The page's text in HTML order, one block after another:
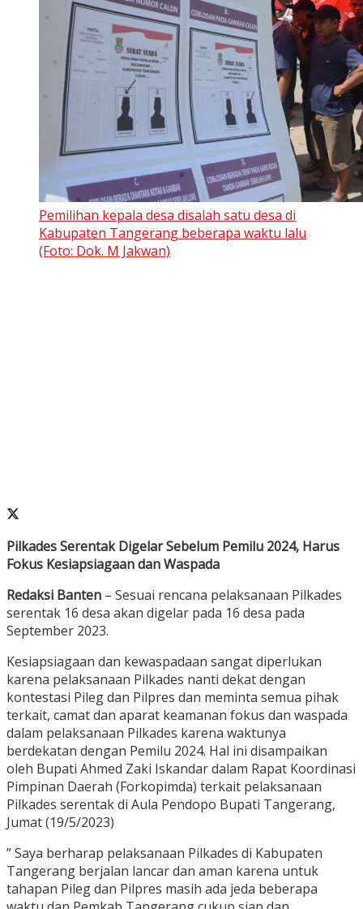
Pemilihan kepala desa disalah satu desa di
Kabupaten Tangerang beberapa waktu lalu
(Foto: Dok. M Jakwan)
Pilkades Serentak Digelar Sebelum Pemilu 2024, Harus
Fokus Kesiapsiagaan dan Waspada
Redaksi Banten – Sesuai rencana pelaksanaan Pilkades
serentak 16 desa akan digelar pada 16 desa pada
September 2023.
Kesiapsiagaan dan kewaspadaan sangat diperlukan
karena pelaksanaan Pilkades nanti dekat dengan
kontestasi Pileg dan Pilpres dan meminta semua pihak
terkait, camat dan aparat keamanan fokus dan waspada
dalam pelaksanaan Pilkades karena waktunya
berdekatan dengan Pemilu 2024. Hal ini disampaikan
oleh Bupati Ahmed Zaki Iskandar dalam Rapat Koordinasi
Pimpinan Daerah (Forkopimda) terkait pelaksanaan
Pilkades serentak di Aula Pendopo Bupati Tangerang,
Jumat (19/5/2023)
” Saya berharap pelaksanaan Pilkades di Kabupaten
Tangerang berjalan lancar dan aman karena untuk
tahapan Pileg dan Pilpres masih ada jeda beberapa